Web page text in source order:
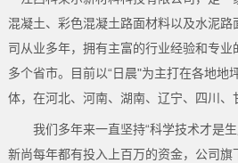
混凝土、彩色混凝土路面材料以及水泥
司从业多年，拥有主富的行业经验和专
多个省市。目前以“日晨"为主打在各地地
体，在河北、河南、湖南、辽宁、四川、
我们多年来一直坚持“科学技术才是生
新尚每年都有投入上百万的资金，公司旗